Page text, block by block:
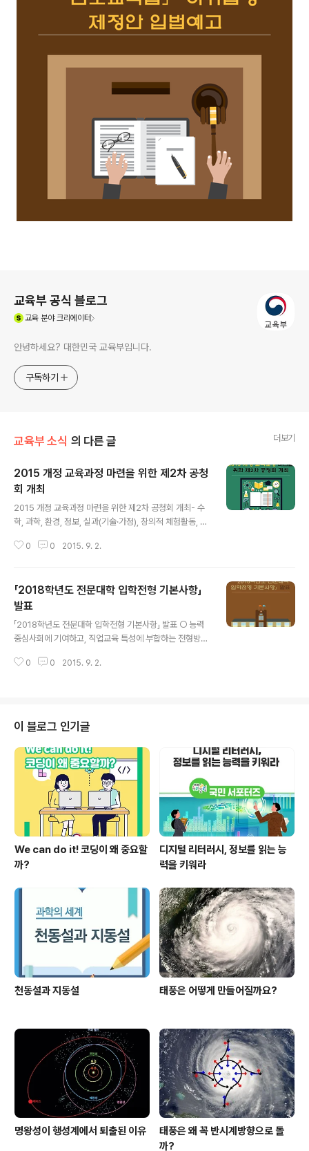
교육부 공식 블로그
교육분야 크리에이터
안녕하세요? 대한민국 교육부입니다.
구독하기
교육부 소식 의 다른 글 더보기
2015 개정 교육과정 마련을 위한 제2차 공청
회 개최
2015 개정 교육과정 마련을 위한 제2차 공청회 개최- 수
학, 과학, 환경, 정보, 실과(기술·가정), 창의적 체험활동, 진
31일(월) 오후(14:00~17:00) 한국교원대에서 국가교육
하고, 수학, 과학(통합과학), 환경, 정보, 실과(기술·가정),
창의적 체험활동, 진로와 직업 교육과정 시안을 발표했습
니다. 이번 공청회는 교과별 시안에 대한 공개 토론회(‘15.
4.15~5.6) 및 1차 공청회(‘15.7.30~8.14) 등을 통해 제
기된 현장 의견을 반영하여, 교육부 차원에서 최종 시안에
대해 공개적으로 의견을 수렴하는 자리로 ..
0 0 2015. 9. 2.
「2018학년도 전문대학 입학전형 기본사항」
발표
「2018학년도 전문대학 입학전형 기본사항」 발표 ○ 능력
중심사회에 기여하고, 직업교육 특성에 부합하는 전형방법
운영 - 고교-대학-기업 간 협약을 통한‘산학협력 연계교육
총장)는 8월 31일(월) 「2018학년도 전문대학 입학전형 기
본사항」을 발표하였습니다. 2018학년도 기본사항은 정부
정책과 연계한 ‘입학전형 간소화 방안’을 지속 추진함으로
써 수험생․학부모의 입시부담을 완화하고, ‘학교생활 중심
선발’을 강화하여 공교육을 활성화하는데 기여하며, 고등
직업교육 중심기관으로서 전문대학 ..
0 0 2015. 9. 2.
이 블로그 인기글
We can do it! 코딩이 왜 중요할
까?
디지털 리터러시, 정보를 읽는 능
력을 키워라
천동설과 지동설 태풍은 어떻게 만들어질까요?
명왕성이 행성계에서 퇴출된 이유
태풍은 왜 꼭 반시계방향으로 돌
까?